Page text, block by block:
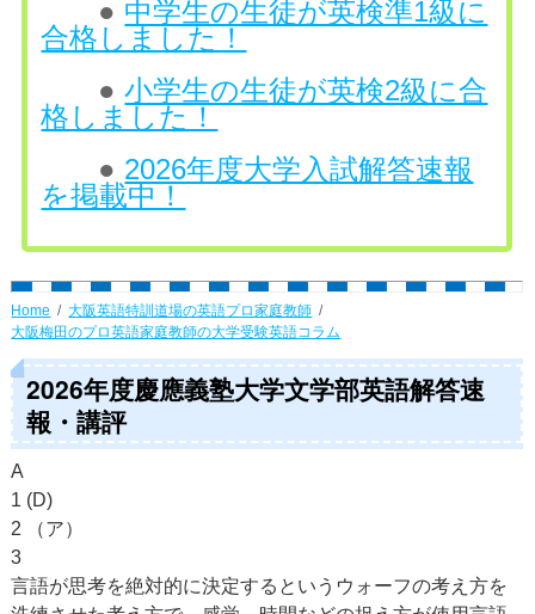
● 中学生の生徒が英検準1級に
合格しました！
●小学生の生徒が英検2級に合
格しました！
● 2026年度大学入試解答速報
を掲載中！
Home
大阪英語特訓道場の英語プロ家庭教師
大阪梅田のプロ英語家庭教師の大学受験英語コラム
2026年度慶應義塾大学文学部英語解答速
報・講評
A
1 (D)
2 （ア）
3
言語が思考を絶対的に決定するというウォーフの考え方を